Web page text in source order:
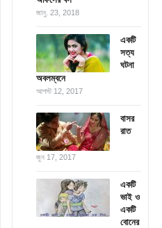
জানু. 23, 2018
একটি
সত্য
ঘটনা
অবলম্বনে
আগস্ট 12, 2017
বাসর
রাত
জুন 17, 2017
একটি
ভাই ও
একটি
বোনের